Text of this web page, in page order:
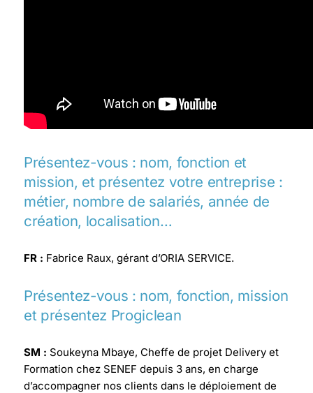
Présentez-vous : nom, fonction et
mission, et présentez votre entreprise :
métier, nombre de salariés, année de
création, localisation…
FR : Fabrice Raux, gérant d’ORIA SERVICE.
Présentez-vous : nom, fonction, mission
et présentez Progiclean
SM : Soukeyna Mbaye, Cheffe de projet Delivery et
Formation chez SENEF depuis 3 ans, en charge
d’accompagner nos clients dans le déploiement de